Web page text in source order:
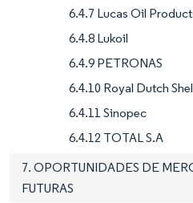
6.4.7 Lucas Oil
6.4.8 Lukoil
6.4.9 PETRONAS
6.4.10 Royal Dutch
6.4.11 Sinopec
6.4.12 TOTAL S.A
7. OPORTUNIDADES DE
FUTURAS